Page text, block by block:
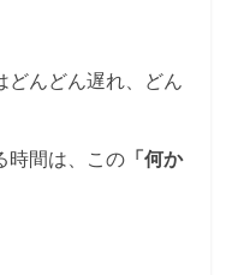
どんどん遅れ、どん
時間は、この 「何か